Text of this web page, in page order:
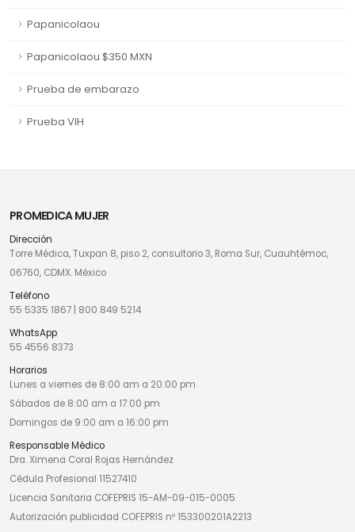
Papanicolaou
Papanicolaou $350 MXN
Prueba de embarazo
Prueba VIH
PROMEDICA MUJER
Dirección
Torre Médica, Tuxpan 8, piso 2, consultorio 3, Roma Sur, Cuauhtémoc,
06760, CDMX. México
Teléfono
55 5335 1867 | 800 849 5214
WhatsApp
55 4556 8373
Horarios
Lunes a viernes de 8:00 am a 20:00 pm
Sábados de 8:00 am a 17:00 pm
Domingos de 9:00 am a 16:00 pm
Responsable Médico
Dra. Ximena Coral Rojas Hernández
Cédula Profesional 11527410
Licencia Sanitaria COFEPRIS 15-AM-09-015-0005
Autorización publicidad COFEPRIS nº 153300201A2213